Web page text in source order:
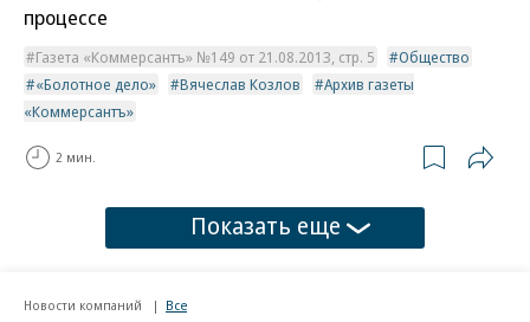
процессе
Газета «Коммерсантъ» №149 от 21.08.2013, стр. 5
Общество
«Болотное дело»
Вячеслав Козлов
Архив газеты
«Коммерсантъ»
2 мин.
Показать еще
Новости компаний Все